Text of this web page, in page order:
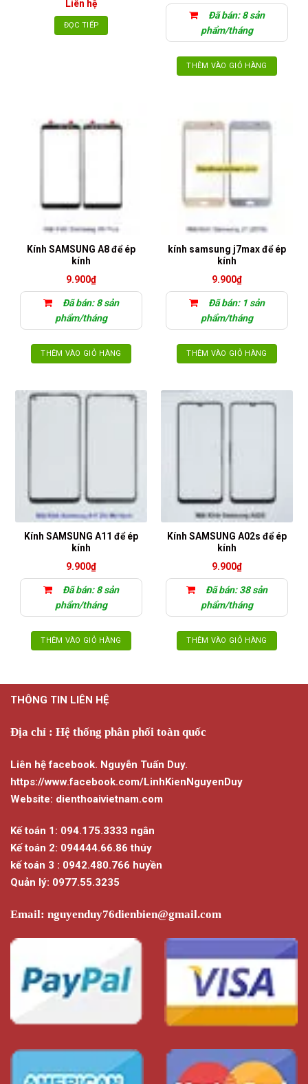
Liên hệ
ĐỌC TIẾP
Đã bán: 8 sản
phẩm/tháng
THÊM VÀO GIỎ HÀNG
Kính SAMSUNG A8 để ép
kính
9.900₫
Đã bán: 8 sản
phẩm/tháng
THÊM VÀO GIỎ HÀNG
kính samsung j7max để ép
kính
9.900₫
Đã bán: 1 sản
phẩm/tháng
THÊM VÀO GIỎ HÀNG
Kính SAMSUNG A11 để ép
kính
9.900₫
Đã bán: 8 sản
phẩm/tháng
THÊM VÀO GIỎ HÀNG
Kính SAMSUNG A02s để ép
kính
9.900₫
Đã bán: 38 sản
phẩm/tháng
THÊM VÀO GIỎ HÀNG
THÔNG TIN LIÊN HỆ
Địa chỉ : Hệ thống phân phối toàn quốc
Liên hệ facebook. Nguyễn Tuấn Duy.
https://www.facebook.com/LinhKienNguyenDuy
Website: dienthoaivietnam.com
Kế toán 1: 094.175.3333 ngân
Kế toán 2: 094444.66.86 thúy
kế toán 3 : 0942.480.766 huyền
Quản lý: 0977.55.3235
Email: nguyenduy76dienbien@gmail.com